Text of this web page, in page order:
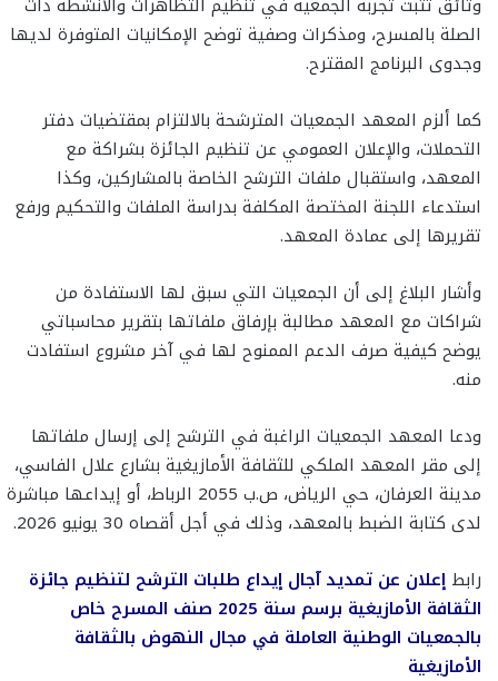
الصلة بالمسرح، ومذكرات وصفية توضح الإمكانيات المتوفرة لديها
وجدوى البرنامج المقترح.
كما ألزم المعهد الجمعيات المترشحة بالالتزام بمقتضيات دفتر
التحملات، والإعلان العمومي عن تنظيم الجائزة بشراكة مع
المعهد، واستقبال ملفات الترشح الخاصة بالمشاركين، وكذا
استدعاء اللجنة المختصة المكلفة بدراسة الملفات والتحكيم ورفع
تقريرها إلى عمادة المعهد.
وأشار البلاغ إلى أن الجمعيات التي سبق لها الاستفادة من
شراكات مع المعهد مطالبة بإرفاق ملفاتها بتقرير محاسباتي
يوضح كيفية صرف الدعم الممنوح لها في آخر مشروع استفادت
منه.
ودعا المعهد الجمعيات الراغبة في الترشح إلى إرسال ملفاتها
إلى مقر المعهد الملكي للثقافة الأمازيغية بشارع علال الفاسي،
مدينة العرفان، حي الرياض، ص.ب 2055 الرباط، أو إيداعها مباشرة
لدى كتابة الضبط بالمعهد، وذلك في أجل أقصاه 30 يونيو 2026.
رابط إعلان عن تمديد آجال إيداع طلبات الترشح لتنظيم جائزة
الثقافة الأمازيغية برسم سنة 2025 صنف المسرح خاص
بالجمعيات الوطنية العاملة في مجال النهوض بالثقافة
الأمازيغية